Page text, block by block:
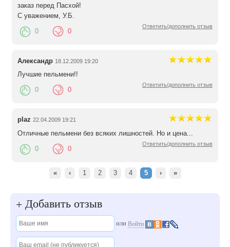
заказ перед Пасхой!
С уважением, У.Б.
Ответить/дополнить отзыв
0 0
Александр 18.12.2009 19:20
Лучшие пельмени!!
Ответить/дополнить отзыв
0 0
plaz 22.04.2009 19:21
Отличные пельмени без всяких лишностей. Но и цена...
Ответить/дополнить отзыв
0 0
« ‹ 1 2 3 4 5 › »
+ Добавить отзыв
или Войти